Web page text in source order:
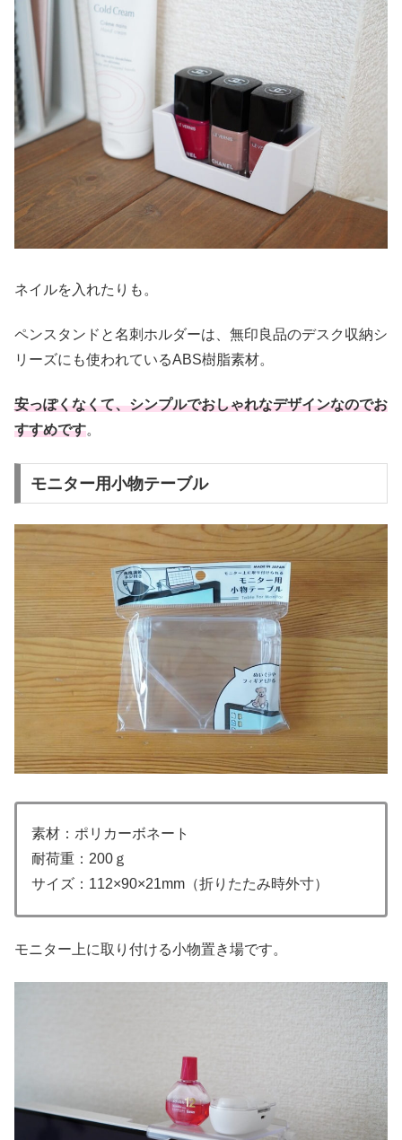
ネイルを入れたりも。
ペンスタンドと名刺ホルダーは、無印良品のデスク収納シ
リーズにも使われているABS樹脂素材。
安っぽくなくて、シンプルでおしゃれなデザインなのでお
すすめです。
モニター用小物テーブル
素材：ポリカーボネート
耐荷重：200ｇ
サイズ：112×90×21mm（折りたたみ時外寸）
モニター上に取り付ける小物置き場です。